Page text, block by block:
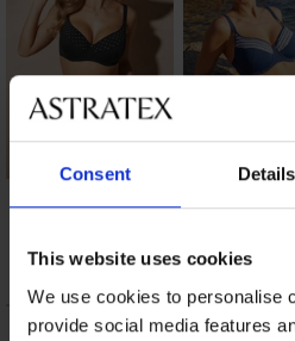
Consent Details
This website uses cookies
We use cookies to personalise
provide social media features
dvojdielne plavky
98,98 €
dvojdielne
94,98 €
POPIS